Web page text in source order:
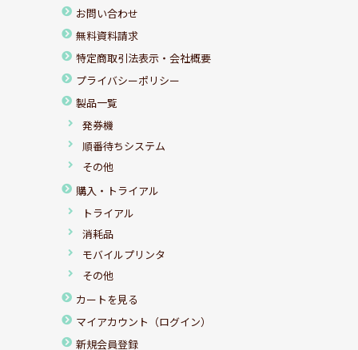
お問い合わせ
無料資料請求
特定商取引法表示・会社概要
プライバシーポリシー
製品一覧
発券機
順番待ちシステム
その他
購入・トライアル
トライアル
消耗品
モバイルプリンタ
その他
カートを見る
マイアカウント（ログイン）
新規会員登録